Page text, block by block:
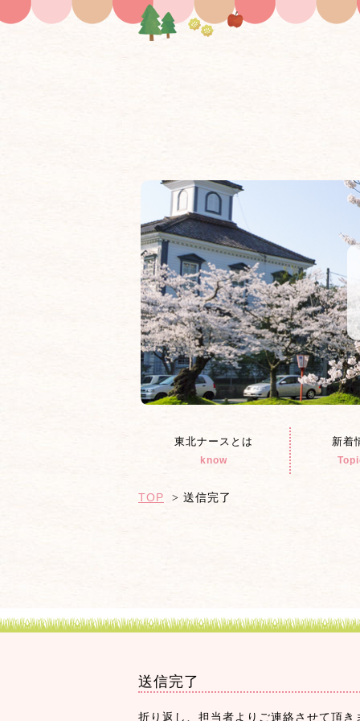
東北ナースとは
know
新着
TOP 送信完了
送信完了
折り返し、担当者よりご連絡させて頂